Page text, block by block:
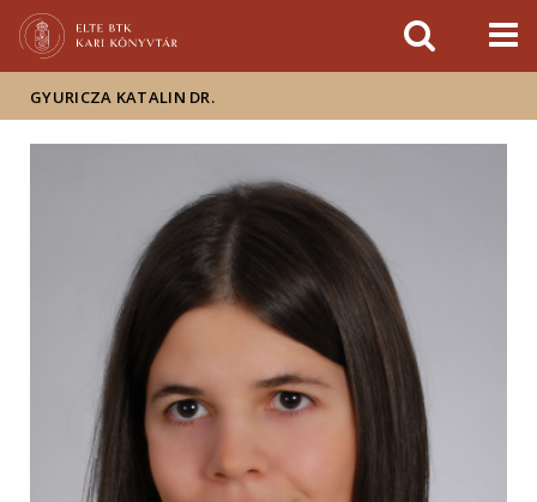
sajtóban
GYURICZA KATALIN DR.